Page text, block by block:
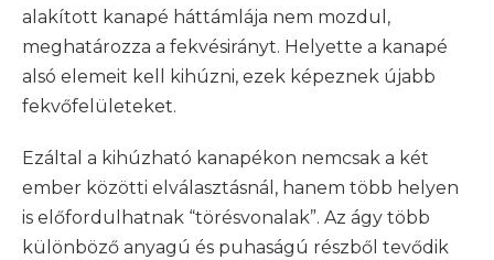
alakított kanapé háttámlája nem mozdul,
meghatározza a fekvésirányt. Helyette a kanapé
alsó elemeit kell kihúzni, ezek képeznek újabb
fekvőfelületeket.
Ezáltal a kihúzható kanapékon nemcsak a két
ember közötti elválasztásnál, hanem több helyen
is előfordulhatnak “törésvonalak”. Az ágy több
különböző anyagú és puhaságú részből tevődik